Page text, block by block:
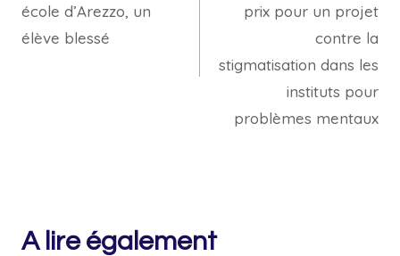
école d’Arezzo, un
élève blessé
prix pour un projet
contre la
stigmatisation dans les
instituts pour
problèmes mentaux
A lire également